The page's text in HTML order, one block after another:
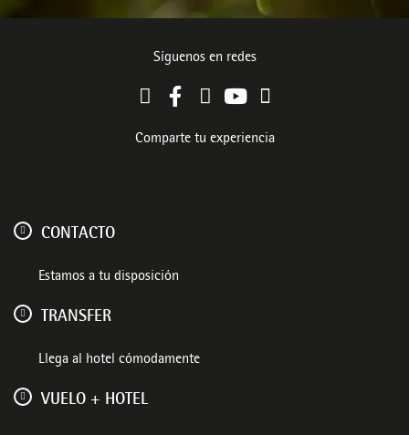
Síguenos en redes
Comparte tu experiencia
CONTACTO
Estamos a tu disposición
TRANSFER
Llega al hotel cómodamente
VUELO + HOTEL